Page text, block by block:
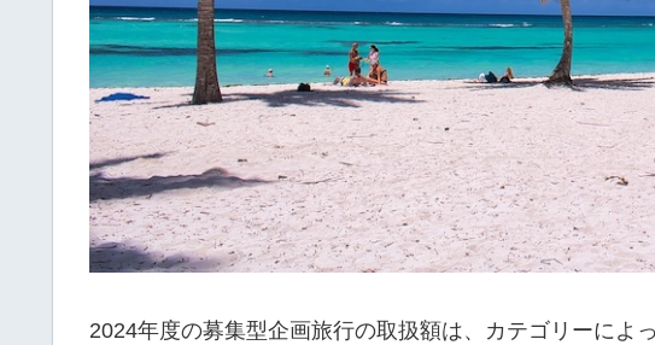
2024年度の募集型企画旅行の取扱額は、カテゴリーによ